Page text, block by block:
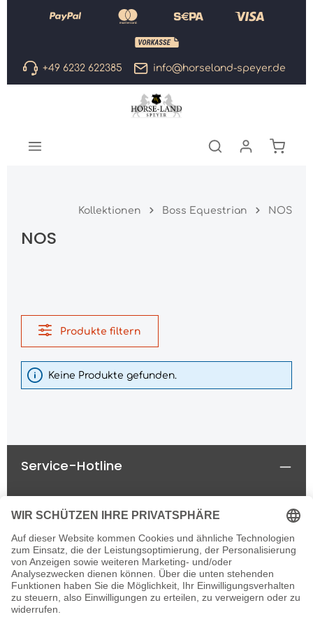
Zum Hauptinhalt springen
+49 6232 622385 info@horseland-speyer.de
Kollektionen Boss Equestrian NOS
NOS
Produkte filtern
Keine Produkte gefunden.
Service-Hotline
Rechtliches
Informationen
Newsletter